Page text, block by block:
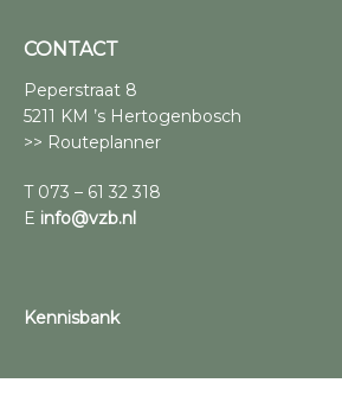
CONTACT
Peperstraat 8
5211 KM ’s Hertogenbosch
>> Routeplanner
T 073 – 61 32 318
E info@vzb.nl
Kennisbank